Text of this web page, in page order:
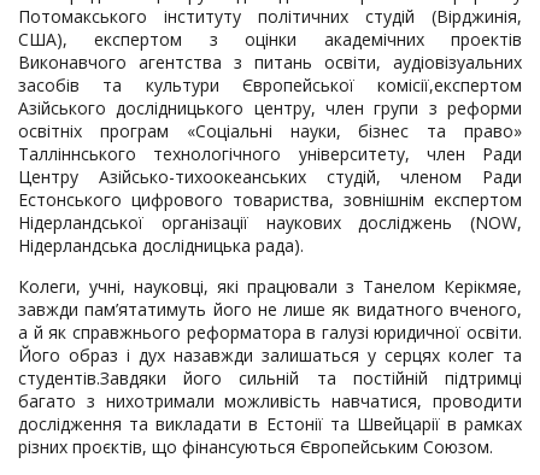
Потомакського інституту політичних студій (Вірджинія,
США), експертом з оцінки академічних проектів
Виконавчого агентства з питань освіти, аудіовізуальних
засобів та культури Європейської комісії,експертом
Азійського дослідницького центру, член групи з реформи
освітніх програм «Соціальні науки, бізнес та право»
Талліннського технологічного університету, член Ради
Центру Азійсько-тихоокеанських студій, членом Ради
Естонського цифрового товариства, зовнішнім експертом
Нідерландської організації наукових досліджень (NOW,
Нідерландська дослідницька рада).
Колеги, учні, науковці, які працювали з Танелом Керікмяе,
завжди пам’ятатимуть його не лише як видатного вченого,
а й як справжнього реформатора в галузі юридичної освіти.
Його образ і дух назавжди залишаться у серцях колег та
студентів.Завдяки його сильній та постійній підтримці
багато з нихотримали можливість навчатися, проводити
дослідження та викладати в Естонії та Швейцарії в рамках
різних проєктів, що фінансуються Європейським Союзом.